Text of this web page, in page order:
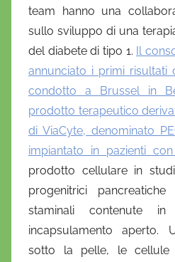
team hanno una
sullo sviluppo di una
del diabete di tipo 1. Il
annunciato i primi risultati
condotto a Brussel in
prodotto terapeutico
di ViaCyte, denominato
impiantato in pazienti
prodotto cellulare in
progenitrici
staminali contenute
incapsulamento aperto.
sotto la pelle, le cellule